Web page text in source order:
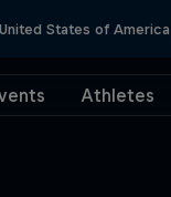
States of America
Athletes